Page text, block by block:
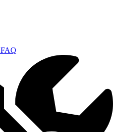
FAQ